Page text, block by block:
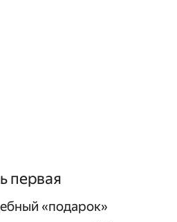
первая
«подарок»